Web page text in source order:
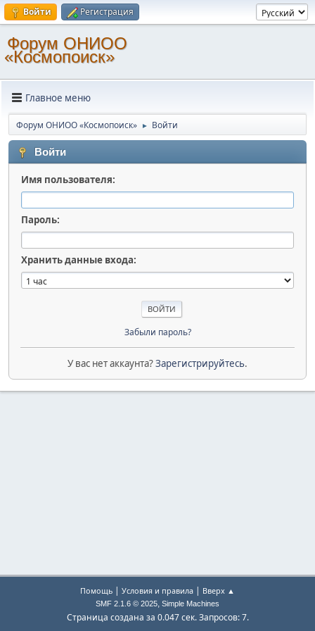
Войти Регистрация
Форум ОНИОО
«Космопоиск»
Главное меню
Форум ОНИОО «Космопоиск» ► Войти
Войти
Имя пользователя:
Пароль:
Хранить данные входа:
Забыли пароль?
У вас нет аккаунта?Зарегистрируйтесь.
Помощь | Условия и правила | Вверх ▲
SMF 2.1.6 © 2025, Simple Machines
Страница создана за 0.047 сек. Запросов: 7.